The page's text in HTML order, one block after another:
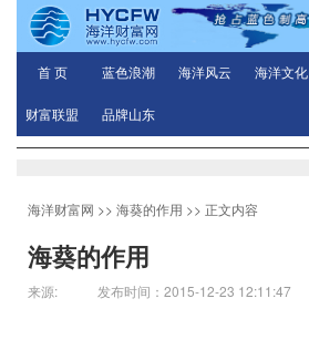
首 页 蓝色浪潮 海洋风云 海洋文化
财富联盟 品牌山东
海洋财富网 >> 海葵的作用 >> 正文内容
海葵的作用
来源: 发布时间：2015-12-23 12:11:47